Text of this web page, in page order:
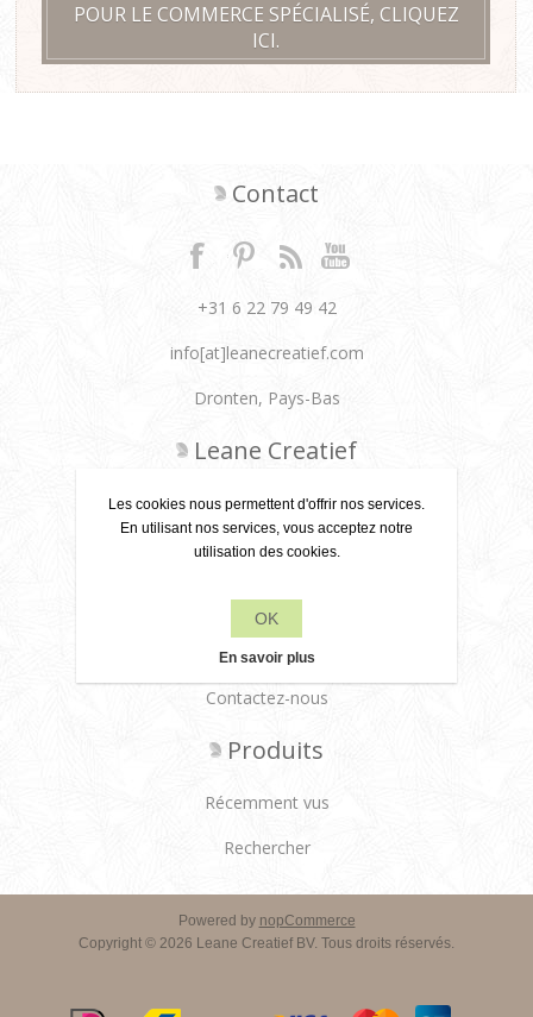
POUR LE COMMERCE SPÉCIALISÉ, CLIQUEZ
ICI.
Contact
+31 6 22 79 49 42
info[at]leanecreatief.com
Dronten, Pays-Bas
Leane Creatief
Politique de confidentialité
À propos de nous
Service client
Contactez-nous
Produits
Récemment vus
Rechercher
Powered by nopCommerce
Copyright © 2026 Leane Creatief BV. Tous droits réservés.
Les cookies nous permettent d'offrir nos services.
En utilisant nos services, vous acceptez notre
utilisation des cookies.
OK
En savoir plus